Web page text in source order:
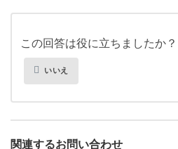
この回答は役に立ちましたか？
いいえ
関連するお問い合わせ